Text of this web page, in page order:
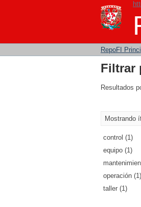
Filtrar
RepoFI
Filtrar
Resultados
Mostrando
control (1)
equipo (1)
operación (1)
taller (1)